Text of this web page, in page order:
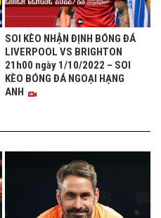
SOI KÈO NHẬN ĐỊNH BÓNG ĐÁ
LIVERPOOL VS BRIGHTON
21h00 ngày 1/10/2022 – SOI
KÈO BÓNG ĐÁ NGOẠI HẠNG
ANH